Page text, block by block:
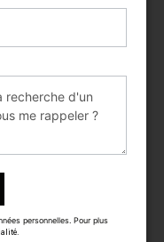
personnelles. Pour plus